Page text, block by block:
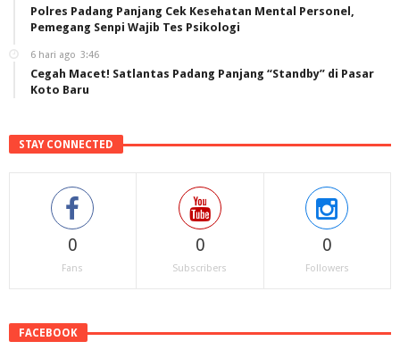
Polres Padang Panjang Cek Kesehatan Mental Personel,
Pemegang Senpi Wajib Tes Psikologi
6 hari ago 3:46
Cegah Macet! Satlantas Padang Panjang “Standby” di Pasar
Koto Baru
STAY CONNECTED
0
Fans
0
Subscribers
0
Followers
FACEBOOK